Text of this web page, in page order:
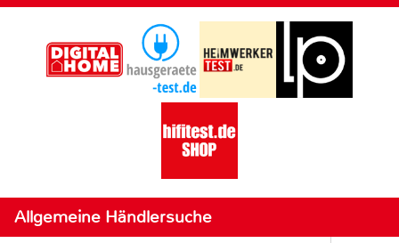
Allgemeine Händlersuche